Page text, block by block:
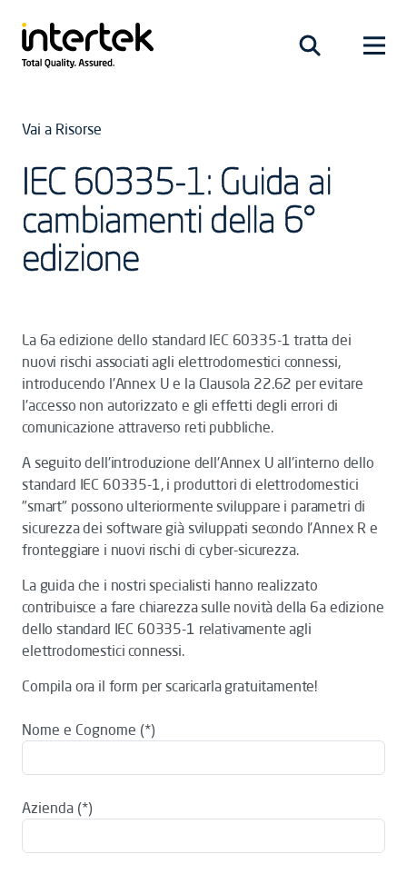
Vai a Risorse
IEC 60335-1: Guida ai
cambiamenti della 6°
edizione
La 6a edizione dello standard IEC 60335-1 tratta dei
nuovi rischi associati agli elettrodomestici connessi,
introducendo l'Annex U e la Clausola 22.62 per evitare
l'accesso non autorizzato e gli effetti degli errori di
comunicazione attraverso reti pubbliche.
A seguito dell'introduzione dell'Annex U all'interno dello
standard IEC 60335-1, i produttori di elettrodomestici
"smart" possono ulteriormente sviluppare i parametri di
sicurezza dei software già sviluppati secondo l'Annex R e
fronteggiare i nuovi rischi di cyber-sicurezza.
La guida che i nostri specialisti hanno realizzato
contribuisce a fare chiarezza sulle novità della 6a edizione
dello standard IEC 60335-1 relativamente agli
elettrodomestici connessi.
Compila ora il form per scaricarla gratuitamente!
Nome e Cognome
Azienda